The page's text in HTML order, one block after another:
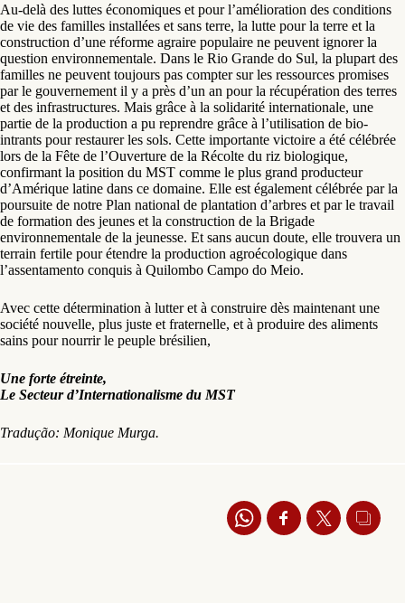
Au-delà des luttes économiques et pour l’amélioration des conditions
de vie des familles installées et sans terre, la lutte pour la terre et la
construction d’une réforme agraire populaire ne peuvent ignorer la
question environnementale. Dans le Rio Grande do Sul, la plupart des
familles ne peuvent toujours pas compter sur les ressources promises
par le gouvernement il y a près d’un an pour la récupération des terres
et des infrastructures. Mais grâce à la solidarité internationale, une
partie de la production a pu reprendre grâce à l’utilisation de bio-
intrants pour restaurer les sols. Cette importante victoire a été célébrée
lors de la Fête de l’Ouverture de la Récolte du riz biologique,
confirmant la position du MST comme le plus grand producteur
d’Amérique latine dans ce domaine. Elle est également célébrée par la
poursuite de notre Plan national de plantation d’arbres et par le travail
de formation des jeunes et la construction de la Brigade
environnementale de la jeunesse. Et sans aucun doute, elle trouvera un
terrain fertile pour étendre la production agroécologique dans
l’assentamento conquis à Quilombo Campo do Meio.
Avec cette détermination à lutter et à construire dès maintenant une
société nouvelle, plus juste et fraternelle, et à produire des aliments
sains pour nourrir le peuple brésilien,
Une forte étreinte,
Le Secteur d’Internationalisme du MST
Tradução: Monique Murga.